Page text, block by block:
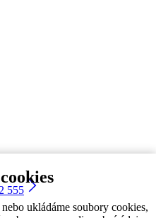
ukládáme soubory cookies,
555